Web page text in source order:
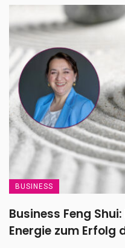
BUSINESS
Business Feng
Energie zum Erfolg